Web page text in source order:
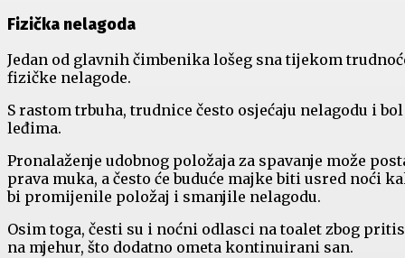
Fizička nelagoda
Jedan od glavnih čimbenika lošeg sna tijekom
fizičke nelagode.
S rastom trbuha, trudnice često osjećaju nelagodu i
leđima.
Pronalaženje udobnog položaja za spavanje može
prava muka, a često će buduće majke biti usred noći
bi promijenile položaj i smanjile nelagodu.
Osim toga, česti su i noćni odlasci na toalet zbog
na mjehur, što dodatno ometa kontinuirani san.